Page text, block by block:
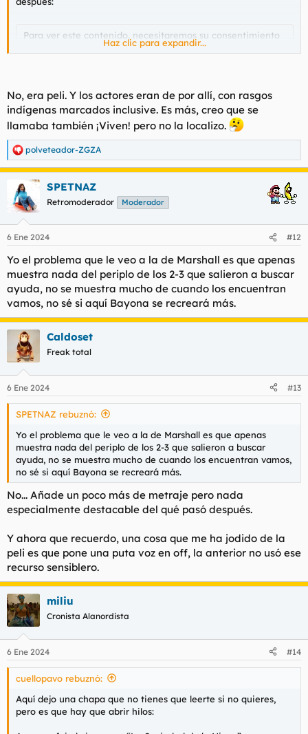
Para ver este contenido, necesitaremos su consentimiento
para configurar cookies de terceros.
Aceptar cookies de terceros
Haz clic para expandir...
No, era peli. Y los actores eran de por allí, con rasgos
indígenas marcados inclusive. Es más, creo que se
llamaba también ¡Viven! pero no la localizo.
R
e
a
c
i
e
:
polveteador-ZGZA
SPETNAZ
Retromoderador Moderador
6 Ene 2024 #12
Yo el problema que le veo a la de Marshall es que apenas
muestra nada del periplo de los 2-3 que salieron a buscar
ayuda, no se muestra mucho de cuando los encuentran
vamos, no sé si aquí Bayona se recreará más.
Caldoset
Freak total
6 Ene 2024 #13
SPETNAZ rebuznó:
Yo el problema que le veo a la de Marshall es que apenas
muestra nada del periplo de los 2-3 que salieron a buscar
ayuda, no se muestra mucho de cuando los encuentran vamos,
no sé si aquí Bayona se recreará más.
No... Añade un poco más de metraje pero nada
especialmente destacable del qué pasó después.
Y ahora que recuerdo, una cosa que me ha jodido de la
peli es que pone una puta voz en off, la anterior no usó ese
recurso sensiblero.
miliu
Cronista Alanordista
6 Ene 2024 #14
cuellopavo rebuznó:
Aquí dejo una chapa que no tienes que leerte si no quieres,
pero es que hay que abrir hilos: